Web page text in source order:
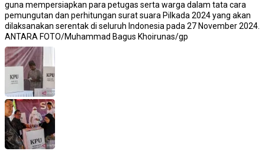
guna mempersiapkan para petugas serta warga dalam tata cara
pemungutan dan perhitungan surat suara Pilkada 2024 yang akan
dilaksanakan serentak di seluruh Indonesia pada 27 November 2024.
ANTARA FOTO/Muhammad Bagus Khoirunas/gp